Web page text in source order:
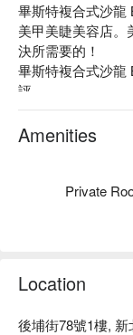
畢斯特複合式沙龍
美甲美睫美容店。
決所需要的！
畢斯特複合式沙龍
評
畢斯特複合式沙龍
自然款美睫等服務。
級服務。
Amenities
Private
Location
後埔街78號1樓, 新